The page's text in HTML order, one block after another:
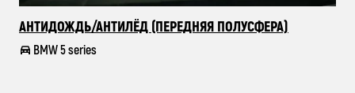
АНТИДОЖДЬ/АНТИЛЁД (ПЕРЕДНЯЯ ПОЛУСФЕРА)
BMW 5 series